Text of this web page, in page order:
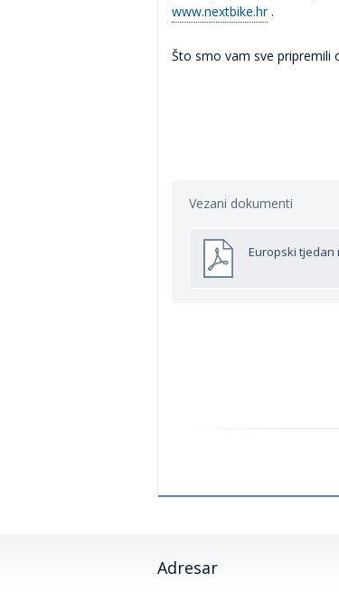
www.nextbike.hr.
Što smo vam sve pripremili
Vezani dokumenti
Europski tjedan
Adresar